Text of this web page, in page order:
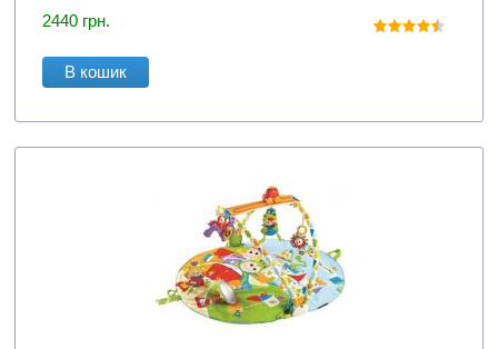
2440 грн.
В кошик